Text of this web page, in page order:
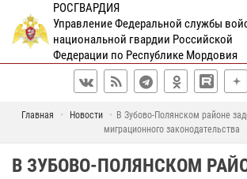
РОСГВАРДИЯ
Управление Федеральной службы
национальной гвардии Российской
Федерации по Республике Мордовия
Главная Новости
В Зубово-Полянском районе
миграционного законодательства
В ЗУБОВО-ПОЛЯНСКОМ